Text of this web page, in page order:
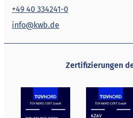
+49 40 334241-0
info@kwb.de
Zertifizierungen